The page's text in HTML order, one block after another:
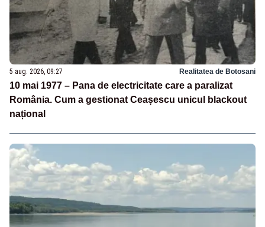
5 aug. 2026, 09:27 Realitatea de Botosani
10 mai 1977 – Pana de electricitate care a paralizat
România. Cum a gestionat Ceașescu unicul blackout
național